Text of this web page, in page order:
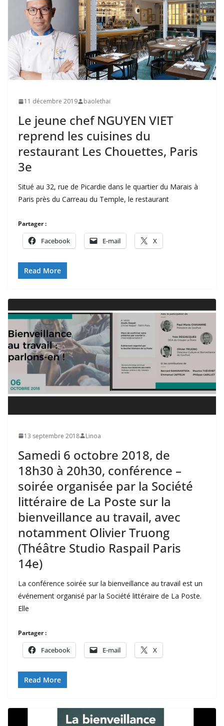
11 décembre 2019 baolethai
Le jeune chef NGUYEN VIET
reprend les cuisines du
restaurant Les Chouettes, Paris
3e
Situé au 32, rue de Picardie dans le quartier du Marais à
Paris près du Carreau du Temple, le restaurant
Partager :
Facebook E-mail X
Read More
13 septembre 2018 Linoa
Samedi 6 octobre 2018, de
18h30 à 20h30, conférence –
soirée organisée par la Société
littéraire de La Poste sur la
bienveillance au travail, avec
notamment Olivier Truong
(Théâtre Studio Raspail Paris
14e)
La conférence soirée sur la bienveillance au travail est un
événement organisé par la Société littéraire de La Poste.
Elle
Partager :
Facebook E-mail X
Read More